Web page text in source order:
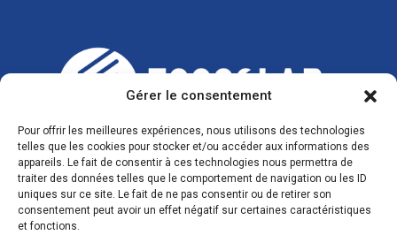
Gérer le consentement
Pour offrir les meilleures expériences, nous utilisons des technologies
telles que les cookies pour stocker et/ou accéder aux informations des
appareils. Le fait de consentir à ces technologies nous permettra de
traiter des données telles que le comportement de navigation ou les ID
uniques sur ce site. Le fait de ne pas consentir ou de retirer son
consentement peut avoir un effet négatif sur certaines caractéristiques
et fonctions.
CONTACTS